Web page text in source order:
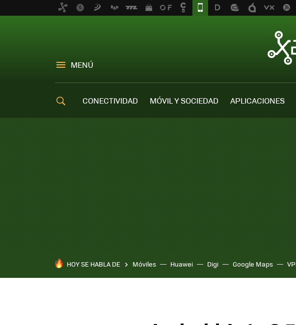
MENÚ
CONECTIVIDAD MÓVIL Y SOCIEDAD APLICACIONES
HOY SE HABLA DE Móviles Huawei Digi Google Maps